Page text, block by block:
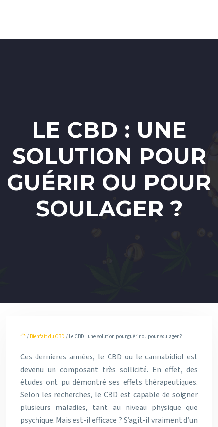
LE CBD : UNE
SOLUTION POUR
GUÉRIR OU POUR
SOULAGER ?
/ Bienfait du CBD / Le CBD : une solution pour guérir ou pour soulager ?
Ces dernières années, le CBD ou le cannabidiol est
devenu un composant très sollicité. En effet, des
études ont pu démontré ses effets thérapeutiques.
Selon les recherches, le CBD est capable de soigner
plusieurs maladies, tant au niveau physique que
psychique. Mais est-il efficace ? S’agit-il vraiment d’un